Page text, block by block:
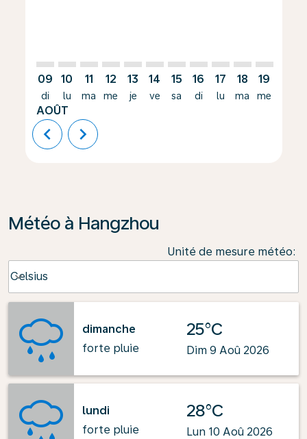
09
di
AOÛT
10
lu
11
ma
12
me
13
je
14
ve
15
sa
16
di
17
lu
18
ma
19
me
chevron_left chevron_right
Météo à Hangzhou
Unité de mesure météo:
Celsius
keyboard_arrow_down
dimanche
forte pluie
25°C
Dim 9 Aoû 2026
lundi
forte pluie
28°C
Lun 10 Aoû 2026